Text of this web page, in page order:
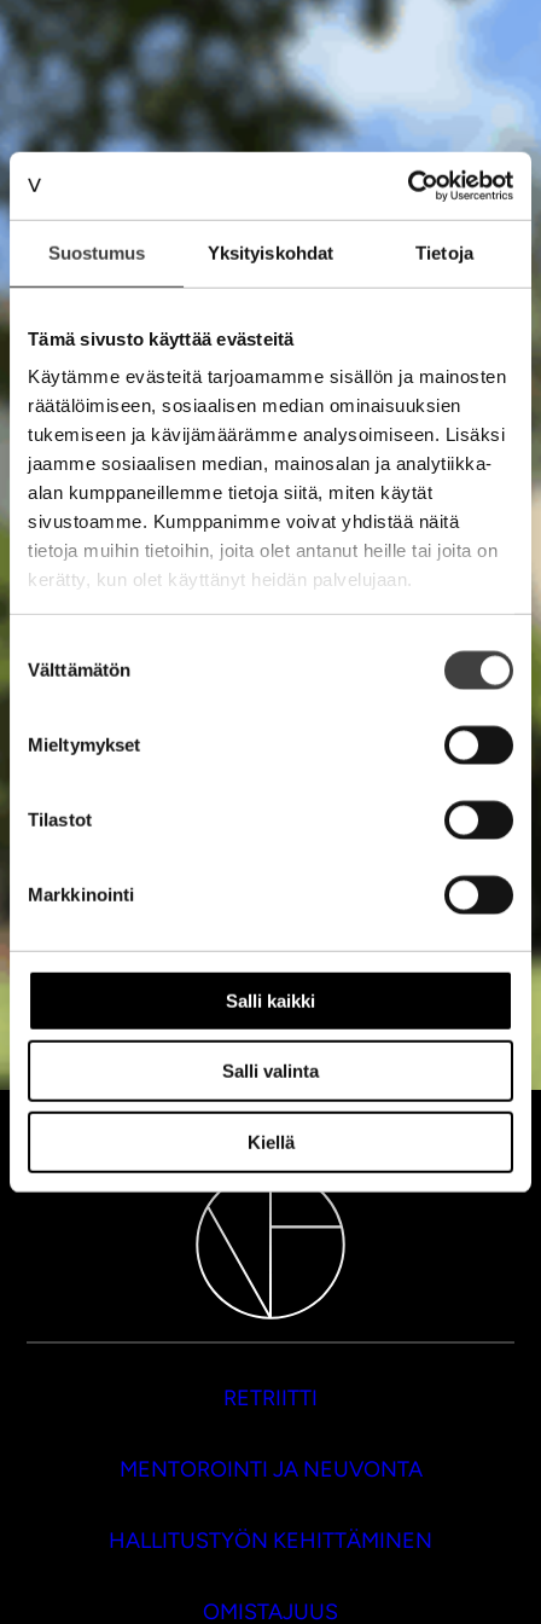
Suostumus Yksityiskohdat Tietoja
Tämä sivusto käyttää evästeitä
Käytämme evästeitä tarjoamamme sisällön ja mainosten
räätälöimiseen, sosiaalisen median ominaisuuksien
tukemiseen ja kävijämäärämme analysoimiseen. Lisäksi
jaamme sosiaalisen median, mainosalan ja analytiikka-
alan kumppaneillemme tietoja siitä, miten käytät
sivustoamme. Kumppanimme voivat yhdistää näitä
tietoja muihin tietoihin, joita olet antanut heille tai joita on
kerätty, kun olet käyttänyt heidän palvelujaan.
valinta
Välttämätön
Mieltymykset
Tilastot
Markkinointi
Salli kaikki
Salli valinta
Kiellä
RETRIITTI
MENTOROINTI JA NEUVONTA
HALLITUSTYÖN KEHITTÄMINEN
OMISTAJUUS